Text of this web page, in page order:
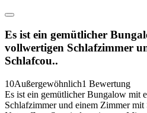
Es ist ein gemütlicher
vollwertigen Schlafzimmer
Schlafcou..
10Außergewöhnlich1 Bewertung
Es ist ein gemütlicher Bungalow mit
Schlafzimmer und einem Zimmer